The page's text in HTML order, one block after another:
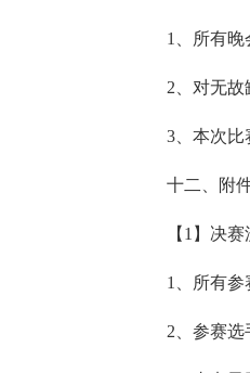
1、所有晚
2、对无故
3、本次比
十二、附
【1】决赛
1、所有参
2、参赛选